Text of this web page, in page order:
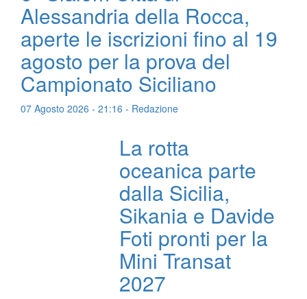
Alessandria della Rocca,
aperte le iscrizioni fino al 19
agosto per la prova del
Campionato Siciliano
07 Agosto 2026 - 21:16 - Redazione
La rotta
oceanica parte
dalla Sicilia,
Sikania e Davide
Foti pronti per la
Mini Transat
2027